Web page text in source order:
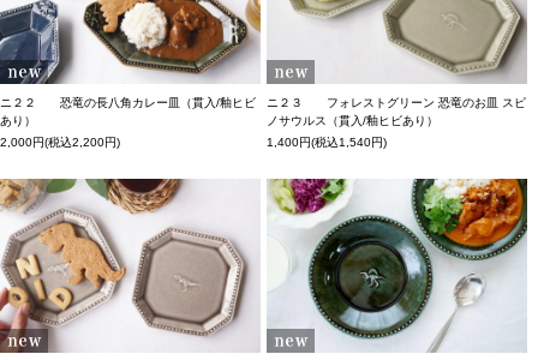
ニ２２ 恐竜の長八角カレー皿（貫入/釉ヒビ
あり）
2,000円(税込2,200円)
ニ２３ フォレストグリーン 恐竜のお皿 スピ
ノサウルス（貫入/釉ヒビあり）
1,400円(税込1,540円)